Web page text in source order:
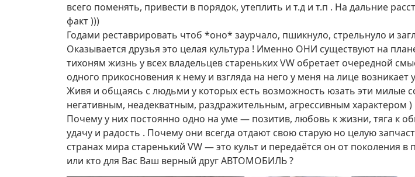
всего поменять, привести в порядок, утеплить и т.д и т.п . На дальние
факт )))
Годами реставрировать чтоб *оно* заурчало, пшикнуло, стрельнуло и
Оказывается друзья это целая культура ! Именно ОНИ существуют на
тихоням жизнь у всех владельцев стареньких VW обретает очередной
одного прикосновения к нему и взгляда на него у меня на лице
Живя и общаясь с людьми у которых есть возможность юзать эти милые
негативным, неадекватным, раздражительным, агрессивным характером )
Почему у них постоянно одно на уме — позитив, любовь к жизни, тяга к
удачу и радость . Почему они всегда отдают свою старую но целую
странах мира старенький VW — это культ и передаётся он от поколения
или кто для Вас Ваш верный друг АВТОМОБИЛЬ ?